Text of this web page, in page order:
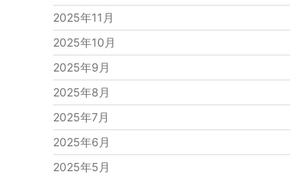
2025年11月
2025年10月
2025年9月
2025年8月
2025年7月
2025年6月
2025年5月